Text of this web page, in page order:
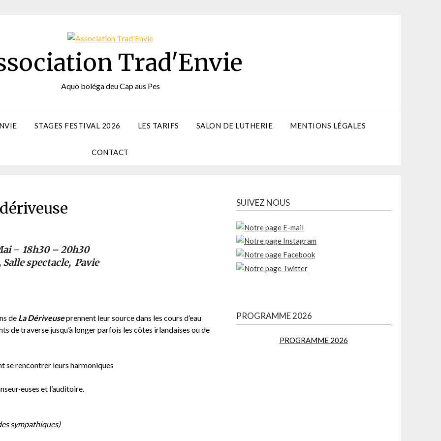
Trad'Envie
Aquò boléga deu Cap aus Pes
STAGES FESTIVAL 2026 LES TARIFS SALON DE LUTHERIE MENTIONS LÉGALES
CONTACT
– 18h30 – 20h30
Salle spectacle, Pavie
de La Dériveuseprennent leur source dans les cours d’eau
de traverse jusqu’à longer parfois les côtes irlandaises ou de
se rencontrer leurs harmoniques
et l’auditoire.
sympathiques)
SUIVEZ NOUS
PROGRAMME 2026
PROGRAMME 2026